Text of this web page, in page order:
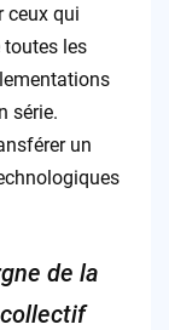
ceux qui
toutes les
série.
un
de la